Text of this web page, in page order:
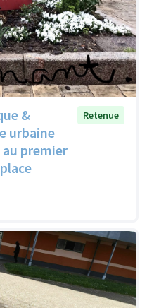
&
urbaine
premier
Retenue